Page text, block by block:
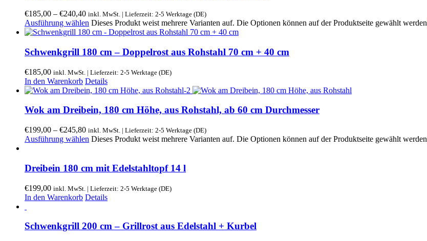
€185,00 – €240,40 inkl. MwSt. | Lieferzeit: 2-5 Werktage (DE)
Ausführung wählen Dieses Produkt weist mehrere Varianten auf. Die Optionen können auf der Produktseite gewählt werden
Schwenkgrill 180 cm – Doppelrost aus Rohstahl 70 cm + 40 cm
€185,00 inkl. MwSt. | Lieferzeit: 2-5 Werktage (DE)
In den Warenkorb Details
Wok am Dreibein, 180 cm Höhe, aus Rohstahl, ab 60 cm Durchmesser
€199,00 – €245,80 inkl. MwSt. | Lieferzeit: 2-5 Werktage (DE)
Ausführung wählen Dieses Produkt weist mehrere Varianten auf. Die Optionen können auf der Produktseite gewählt werden
Dreibein 180 cm mit Edelstahltopf 14 l
€199,00 inkl. MwSt. | Lieferzeit: 2-5 Werktage (DE)
In den Warenkorb Details
Schwenkgrill 200 cm – Grillrost aus Edelstahl + Kurbel